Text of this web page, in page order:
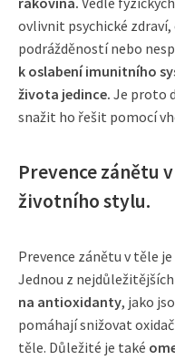
ovlivnit psychické zdraví,
podrážděností nebo
k oslabení imunitního
života jedince. Je proto
snažit ho řešit pomocí
Prevence zánětu
životního stylu.
Prevence zánětu v těle
Jednou z
na antioxidanty, jako
pomáhají snižovat
těle. Důležité je také